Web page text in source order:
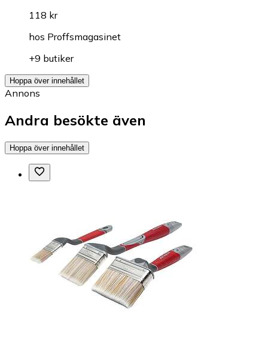
118 kr
hos Proffsmagasinet
+9 butiker
Hoppa över innehållet
Annons
Andra besökte även
Hoppa över innehållet